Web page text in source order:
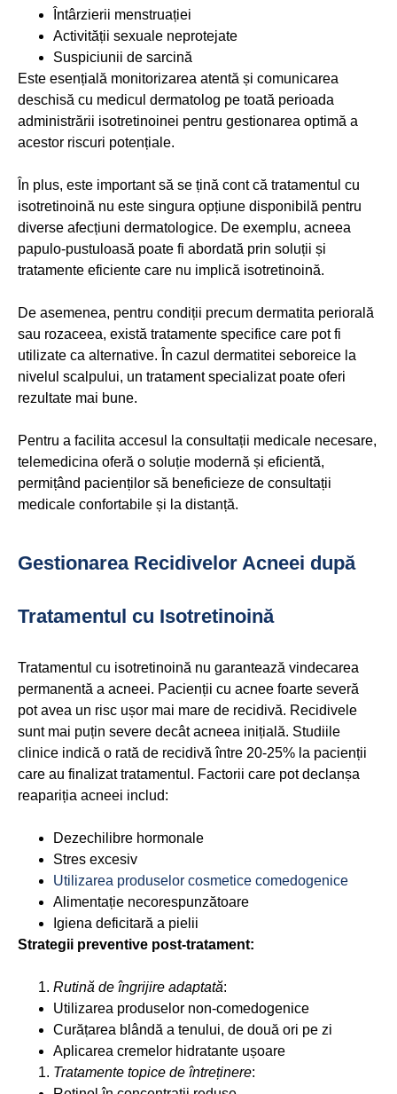
Întârzierii menstruației
Activității sexuale neprotejate
Suspiciunii de sarcină
Este esențială monitorizarea atentă și comunicarea
deschisă cu medicul dermatolog pe toată perioada
administrării isotretinoinei pentru gestionarea optimă a
acestor riscuri potențiale.
În plus, este important să se țină cont că tratamentul cu
isotretinoină nu este singura opțiune disponibilă pentru
diverse afecțiuni dermatologice. De exemplu, acneea
papulo-pustuloasă poate fi abordată prin soluții și
tratamente eficiente care nu implică isotretinoină.
De asemenea, pentru condiții precum dermatita periorală
sau rozaceea, există tratamente specifice care pot fi
utilizate ca alternative. În cazul dermatitei seboreice la
nivelul scalpului, un tratament specializat poate oferi
rezultate mai bune.
Pentru a facilita accesul la consultații medicale necesare,
telemedicina oferă o soluție modernă și eficientă,
permițând pacienților să beneficieze de consultații
medicale confortabile și la distanță.
Gestionarea Recidivelor Acneei după
Tratamentul cu Isotretinoină
Tratamentul cu isotretinoină nu garantează vindecarea
permanentă a acneei. Pacienții cu acnee foarte severă
pot avea un risc ușor mai mare de recidivă. Recidivele
sunt mai puțin severe decât acneea inițială. Studiile
clinice indică o rată de recidivă între 20-25% la pacienții
care au finalizat tratamentul. Factorii care pot declanșa
reapariția acneei includ:
Dezechilibre hormonale
Stres excesiv
Utilizarea produselor cosmetice comedogenice
Alimentație necorespunzătoare
Igiena deficitară a pielii
Strategii preventive post-tratament:
Rutină de îngrijire adaptată:
Utilizarea produselor non-comedogenice
Curățarea blândă a tenului, de două ori pe zi
Aplicarea cremelor hidratante ușoare
Tratamente topice de întreținere: